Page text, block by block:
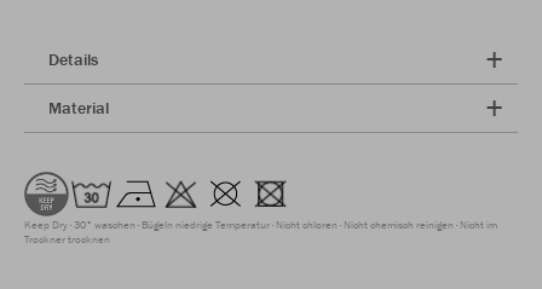
Details
Material
Keep Dry 30° waschen Bügeln niedrige Temperatur Nicht chloren Nicht chemisch reinigen Nicht im
Trockner trocknen